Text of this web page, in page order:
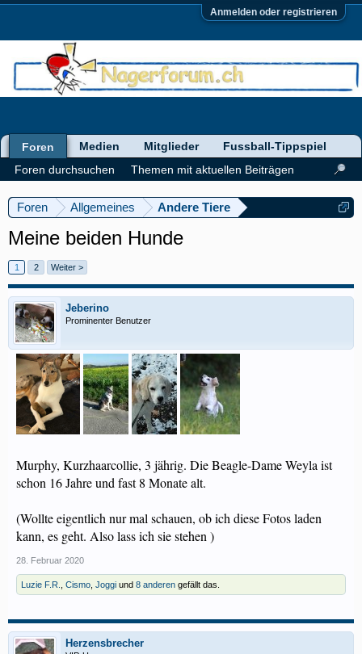
Anmelden oder registrieren
Foren Allgemeines Andere Tiere
Meine beiden Hunde
1 2 Weiter >
Jeberino
Prominenter Benutzer
Murphy, Kurzhaarcollie, 3 jährig. Die Beagle-Dame Weyla ist
schon 16 Jahre und fast 8 Monate alt.
(Wollte eigentlich nur mal schauen, ob ich diese Fotos laden
kann, es geht. Also lass ich sie stehen )
28. Februar 2020
Luzie F.R. Cismo Joggi und 8 anderen gefällt das.
Herzensbrecher
Foren
Foren durchsuchen
Themen mit aktuellen Beiträgen
Medien Mitglieder Fussball-Tippspiel